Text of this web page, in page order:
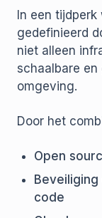
In een
gedefinieerd
niet alleen
schaalbare
omgeving.
Door het
Open
code